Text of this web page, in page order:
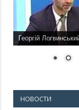
Георгій
НОВОСТИ